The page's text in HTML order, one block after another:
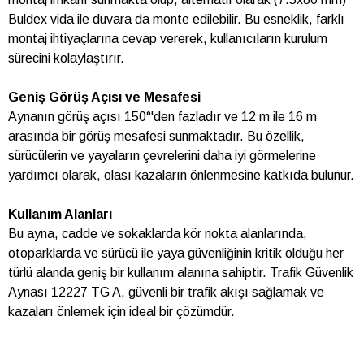
Buldex vida ile duvara da monte edilebilir. Bu esneklik, farklı
montaj ihtiyaçlarına cevap vererek, kullanıcıların kurulum
sürecini kolaylaştırır.
Geniş Görüş Açısı ve Mesafesi
Aynanın görüş açısı 150°'den fazladır ve 12 m ile 16 m
arasında bir görüş mesafesi sunmaktadır. Bu özellik,
sürücülerin ve yayaların çevrelerini daha iyi görmelerine
yardımcı olarak, olası kazaların önlenmesine katkıda bulunur.
Kullanım Alanları
Bu ayna, cadde ve sokaklarda kör nokta alanlarında,
otoparklarda ve sürücü ile yaya güvenliğinin kritik olduğu her
türlü alanda geniş bir kullanım alanına sahiptir. Trafik Güvenlik
Aynası 12227 TG A, güvenli bir trafik akışı sağlamak ve
kazaları önlemek için ideal bir çözümdür.